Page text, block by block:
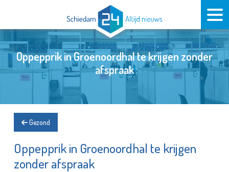
Oppepprik in Groenoordhal te krijgen zonder
afspraak
Gezond
Oppepprik in Groenoordhal te krijgen
zonder afspraak